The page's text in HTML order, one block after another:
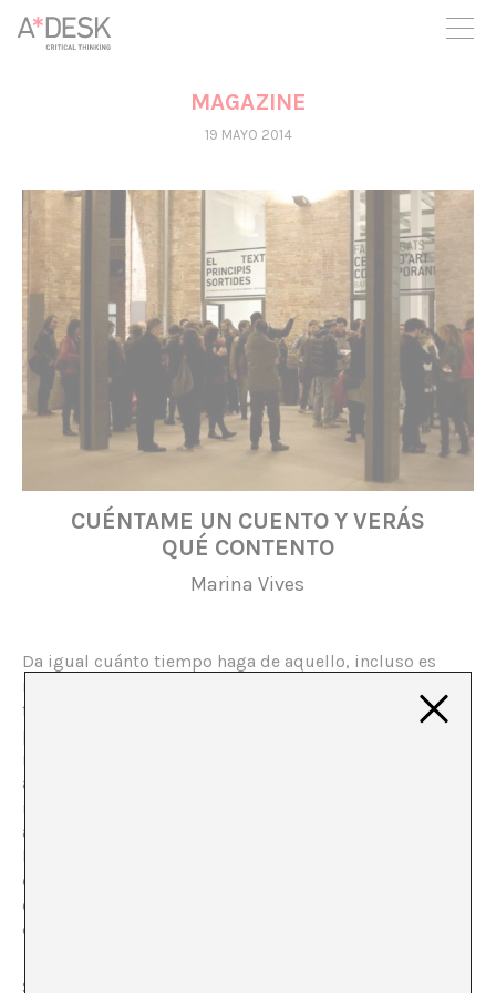
crees también en A*DESK seguimos necesitándote para poder
seguir adelante. Ahora puedes participar del proyecto y
apoyarlo.
MAGAZINE
19 MAYO 2014
CUÉNTAME UN CUENTO Y VERÁS
QUÉ CONTENTO
Marina Vives
Da igual cuánto tiempo haga de aquello, incluso es
indiferente el origen del que procedamos o el formato
familiar en el que crecimos: todos recordaremos el
placer infantil de un buen cuento. Un poco más
mayores, y acaso de forma indisoluble a la ganancia de
autonomía intrínseca al crecimiento, empezamos a
inventar historias. Más creciditos las buscamos por ahí;
a veces en formato individual, a través de experiencias
lectoras que nos habrán colmado más o menos; otras
en formato vivencial, por medio de experiencias
complacientes, sorpresivas, sean estas colectivas o
estrictamente personales.
Si existiera un top five de lo que nos interpela,